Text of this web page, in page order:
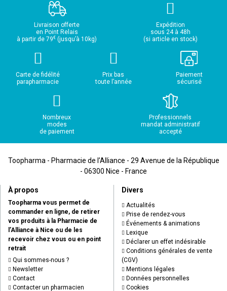
Livraison offerte
en Point Relais
à partir de 79€ (jusqu’à 10kg)
Expédition
sous 24 à 48h
(si article en stock)
Carte de fidélité
parapharmacie
Prix bas
toute l’année
Paiement
sécurisé
Nombreux
modes
de paiement
Professionnels
mandat administratif
accepté
Toopharma - Pharmacie de l’Alliance - 29 Avenue de la République
- 06300 Nice - France
À propos
Toopharma vous permet de
commander en ligne, de retirer
vos produits à la Pharmacie de
l’Alliance à Nice ou de les
recevoir chez vous ou en point
retrait
Qui sommes-nous ?
Newsletter
Contact
Contacter un pharmacien
Divers
Actualités
Prise de rendez-vous
Événements & animations
Lexique
Déclarer un effet indésirable
Conditions générales de vente
(CGV)
Mentions légales
Données personnelles
Cookies